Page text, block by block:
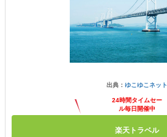
出典： ゆこゆこネット
24時間タイムセー
ル毎日開催中
楽天トラベル